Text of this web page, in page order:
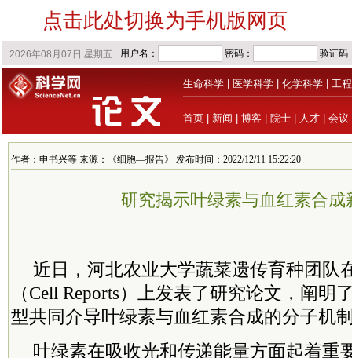
点击此处切换为手机版网页
生命科学 医学科学 化学科学 工
首页 新闻 博客 院士 人才 会议
作者：申书兴等 来源：《细胞—报告》 发布时间：2022/12/11 15:22:20
研究揭示叶绿素与血红素合成
近日，河北农业大学蔬菜遗传育种团
（Cell Reports）上发表了研究论文，阐明
型共同介导叶绿素与血红素合成的分子机
叶绿素在吸收光和传递能量方面起着重